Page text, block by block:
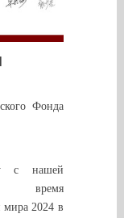
Фонда
с нашей
мира 2024 в